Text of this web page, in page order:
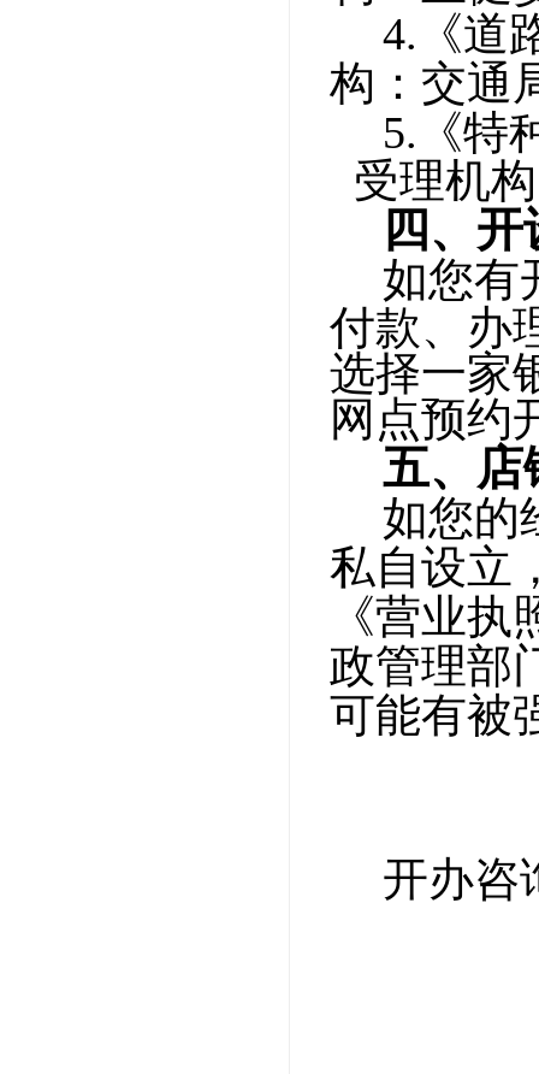
4. 《
构：交通
5. 《
受理机
四、
如您有
付款、办
选择一家
网点预约
五、店
如您的
私自设立
《营业
政管理部
可能有被
开办咨